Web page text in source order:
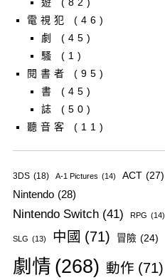
電視犯
(46)
劇
(45)
騷
(1)
閱書者
(95)
書
(45)
誌
(50)
聽音客
(11)
3DS (18) A-1 Pictures (14) ACT (27)
Nintendo (28)
Nintendo Switch (41) RPG (14)
SLG (13) 中國 (71) 冒險 (24)
劇情 (268) 動作 (71)